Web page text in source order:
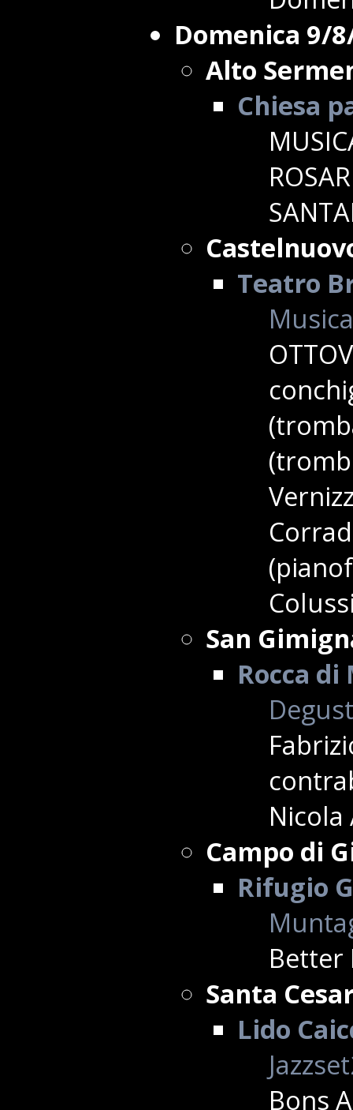
Domenica 9/
Alto
Chiesa
Teatro
San
Rocca
Campo di
Rifugio
Better
Santa
Lido
Bons